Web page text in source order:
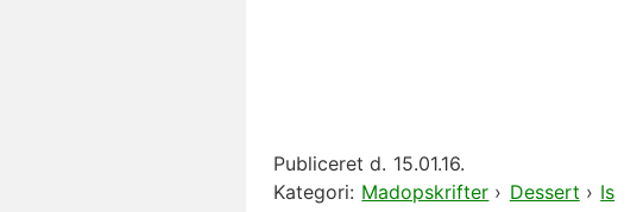
Publiceret d. 15.01.16.
Kategori: Madopskrifter › Dessert › Is